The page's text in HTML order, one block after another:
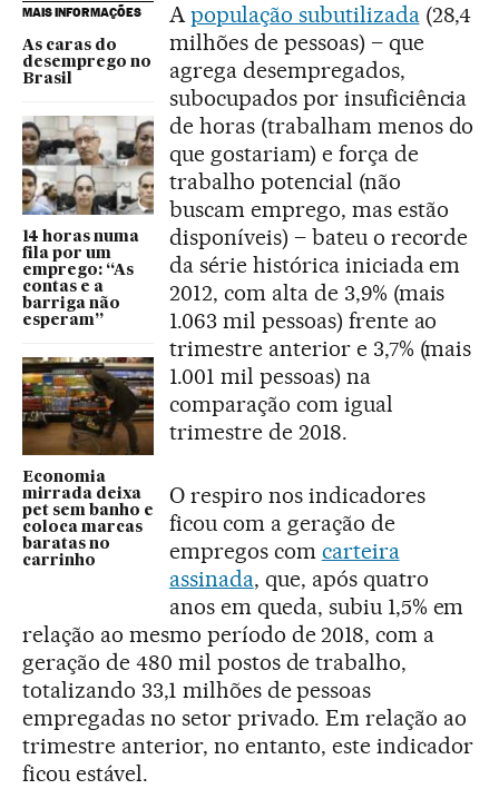
MAIS INFORMAÇÕES
As caras do
desemprego no
Brasil
14 horas numa
fila por um
emprego: “As
contas e a
barriga não
esperam”
Economia
mirrada deixa
pet sem banho e
coloca marcas
baratas no
carrinho
Apopulação subutilizada(28,4
milhões de pessoas) – que
agrega desempregados,
subocupados por insuficiência
de horas (trabalham menos do
que gostariam) e força de
trabalho potencial (não
buscam emprego, mas estão
disponíveis) – bateu o recorde
da série histórica iniciada em
2012, com alta de 3,9% (mais
1.063 mil pessoas) frente ao
trimestre anterior e 3,7% (mais
1.001 mil pessoas) na
comparação com igual
trimestre de 2018.
O respiro nos indicadores
ficou com a geração de
empregos com carteira
assinada, que, após quatro
anos em queda, subiu 1,5% em
relação ao mesmo período de 2018, com a
geração de 480 mil postos de trabalho,
totalizando 33,1 milhões de pessoas
empregadas no setor privado. Em relação ao
trimestre anterior, no entanto, este indicador
ficou estável.